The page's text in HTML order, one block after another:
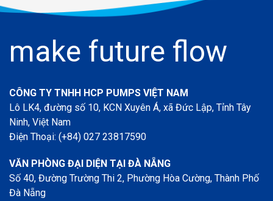
make future flow
CÔNG TY TNHH HCP PUMPS VIỆT NAM
Lô LK4, đường số 10, KCN Xuyên Á, xã Đức Lập, Tỉnh Tây
Ninh, Việt Nam
Điện Thoại: (+84) 027 23817590
VĂN PHÒNG ĐẠI DIỆN TẠI ĐÀ NẴNG
Số 40, Đường Trường Thi 2, Phường Hòa Cường, Thành Phố
Đà Nẵng